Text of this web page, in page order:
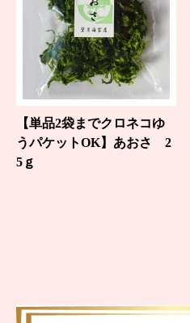
【単品2袋までクロネコゆ
うパケットOK】あおさ 2
5ｇ